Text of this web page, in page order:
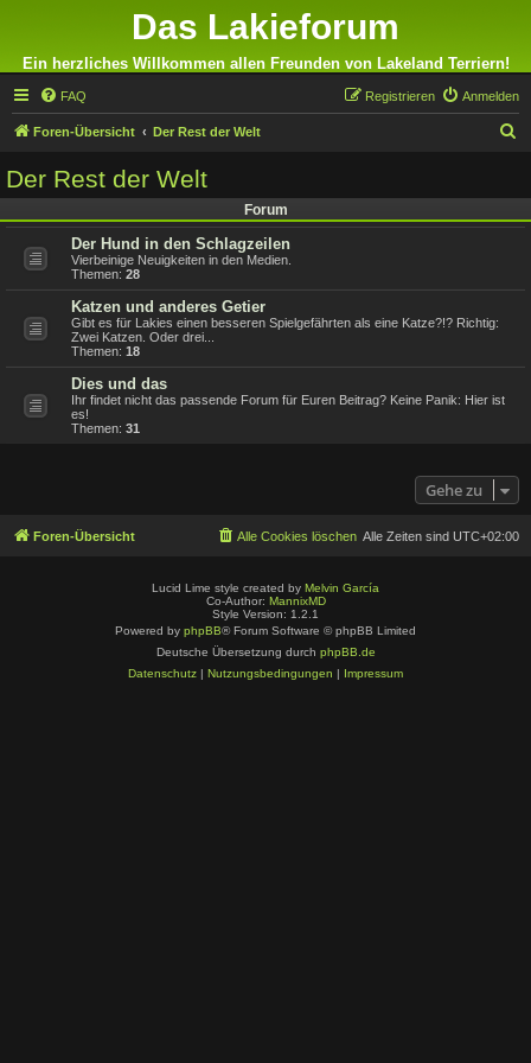
Das Lakieforum
Ein herzliches Willkommen allen Freunden von Lakeland Terriern!
FAQ Anmelden
Registrieren
Foren-Übersicht Der Rest der Welt
Der Rest der Welt
Forum
Der Hund in den Schlagzeilen
Vierbeinige Neuigkeiten in den Medien.
Themen: 28
Katzen und anderes Getier
Gibt es für Lakies einen besseren Spielgefährten als eine Katze?!? Richtig:
Zwei Katzen. Oder drei...
Themen: 18
Dies und das
Ihr findet nicht das passende Forum für Euren Beitrag? Keine Panik: Hier ist
es!
Themen: 31
Gehe zu
Foren-Übersicht Alle Zeiten sind UTC+02:00
Alle Cookies löschen
Lucid Lime style created by Melvin García
Co-Author: MannixMD
Style Version: 1.2.1
Powered by phpBB® Forum Software © phpBB Limited
Deutsche Übersetzung durch phpBB.de
Datenschutz | Nutzungsbedingungen | Impressum